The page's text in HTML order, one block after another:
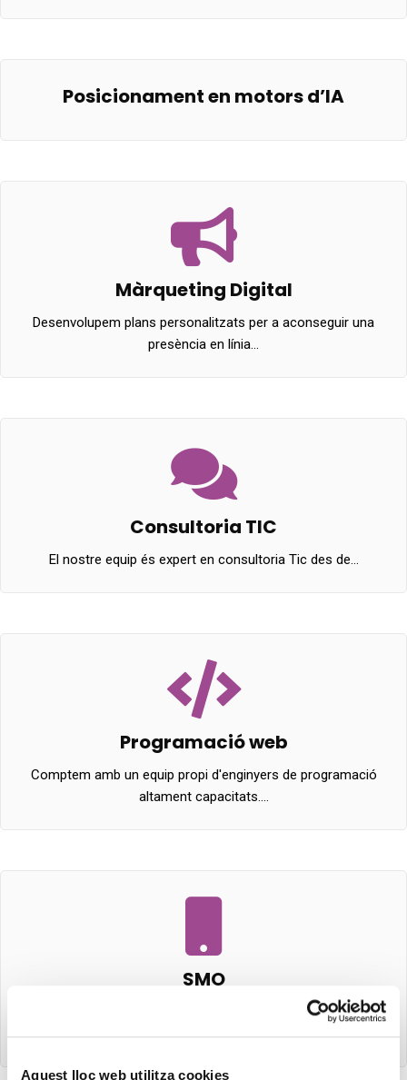
Aquest lloc web utilitza cookies
Posicionament en motors d’IA
Màrqueting Digital
Desenvolupem plans personalitzats per a aconseguir una
presència en línia…
Consultoria TIC
El nostre equip és expert en consultoria Tic des de…
Programació web
Comptem amb un equip propi d'enginyers de programació
altament capacitats.…
SMO
Ens especialitzem a dissenyar i implementar estratègies
de xarxes socials…